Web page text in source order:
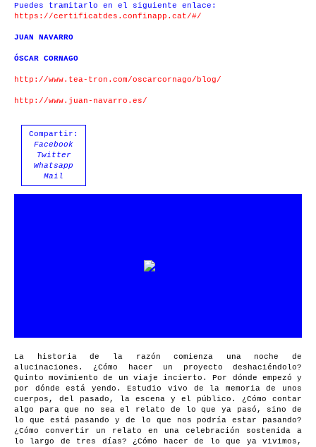
Puedes tramitarlo en el siguiente enlace:
https://certificatdes. confinapp.cat/#/
JUAN NAVARRO
ÓSCAR CORNAGO
http://www.tea-tron.com/oscarcornago/blog/
http://www.juan-navarro.es/
Compartir:
Facebook
Twitter
Whatsapp
Mail
La historia de la razón comienza una noche de
alucinaciones. ¿Cómo hacer un proyecto deshaciéndolo?
Quinto movimiento de un viaje incierto. Por dónde empezó y
por dónde está yendo. Estudio vivo de la memoria de unos
cuerpos, del pasado, la escena y el público. ¿Cómo contar
algo para que no sea el relato de lo que ya pasó, sino de
lo que está pasando y de lo que nos podría estar pasando?
¿Cómo convertir un relato en una celebración sostenida a
lo largo de tres días? ¿Cómo hacer de lo que ya vivimos,